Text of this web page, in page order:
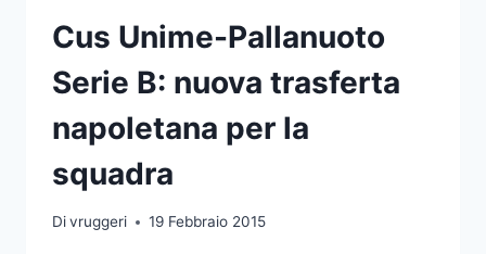
A
NAPOLI
PER
I
CUSSINI
Cus Unime-Pallanuoto
Serie B: nuova trasferta
napoletana per la
squadra
Divruggeri 19 Febbraio 2015